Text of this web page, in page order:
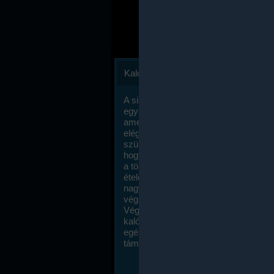
Kalóriaszámlálás
A sikeres fogyás titka valójában igen
egyszerű: égess több energiát, mint
amennyit beviszel. Természetesen
elég nagy fegyelemre és akaraterőre
szükség, de meglepődve fogod
hogy a kalóriaszámolás mennyire
a többi diétához képest. Itt nincsenek
ételek és a megengedett kalóriabevitelt
nagymértékben növelheted ha
végzel.
Végül, de nem utolsó sorban, a
kalóriaszámolás módszerét a legtöbb
egészségügyi szakorvos ajánlja és
támogatja.